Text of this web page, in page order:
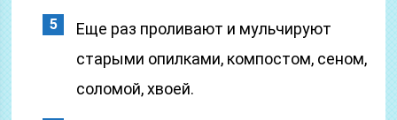
Еще раз проливают и мульчируют
старыми опилками, компостом, сеном,
соломой, хвоей.